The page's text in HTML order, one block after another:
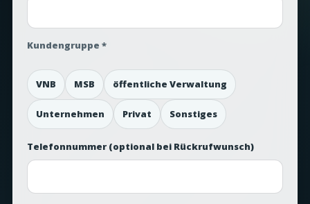
Kundengruppe *
VNB MSB öffentliche Verwaltung
Unternehmen Privat Sonstiges
Telefonnummer (optional bei Rückrufwunsch)